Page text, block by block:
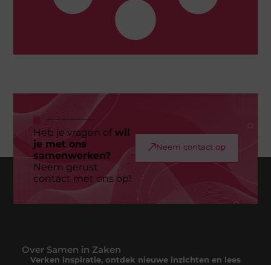
Heb je vragen ofwil
je met ons
samenwerken?
Neem gerust
contact met ons op!
Neem contact op
Over Samen in Zaken
Verken inspiratie, ontdek nieuwe inzichten en lees